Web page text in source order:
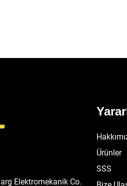
Elektromekanik Co.
Ürünler
SSS